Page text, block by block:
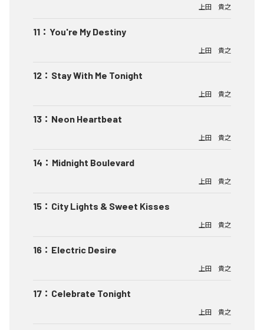
上田 貴之
11 ： You're My Destiny
上田 貴之
12 ： Stay With Me Tonight
上田 貴之
13 ： Neon Heartbeat
上田 貴之
14 ： Midnight Boulevard
上田 貴之
15 ： City Lights & Sweet Kisses
上田 貴之
16 ： Electric Desire
上田 貴之
17 ： Celebrate Tonight
上田 貴之